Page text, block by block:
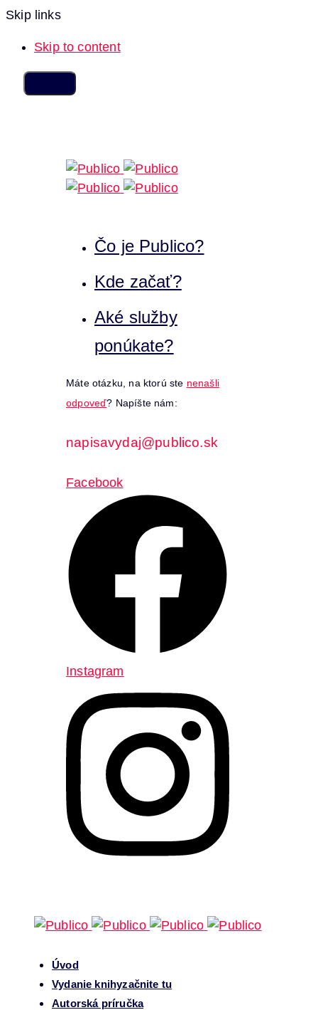
Skip links
Skip to content
Čo je Publico?
Kde začať?
Aké služby
ponúkate?
Máte otázku, na ktorú ste nenašli
odpoveď? Napíšte nám:
napisavydaj@publico.sk
Facebook
Instagram
Úvod
Vydanie knihyzačnite tu
Autorská príručka